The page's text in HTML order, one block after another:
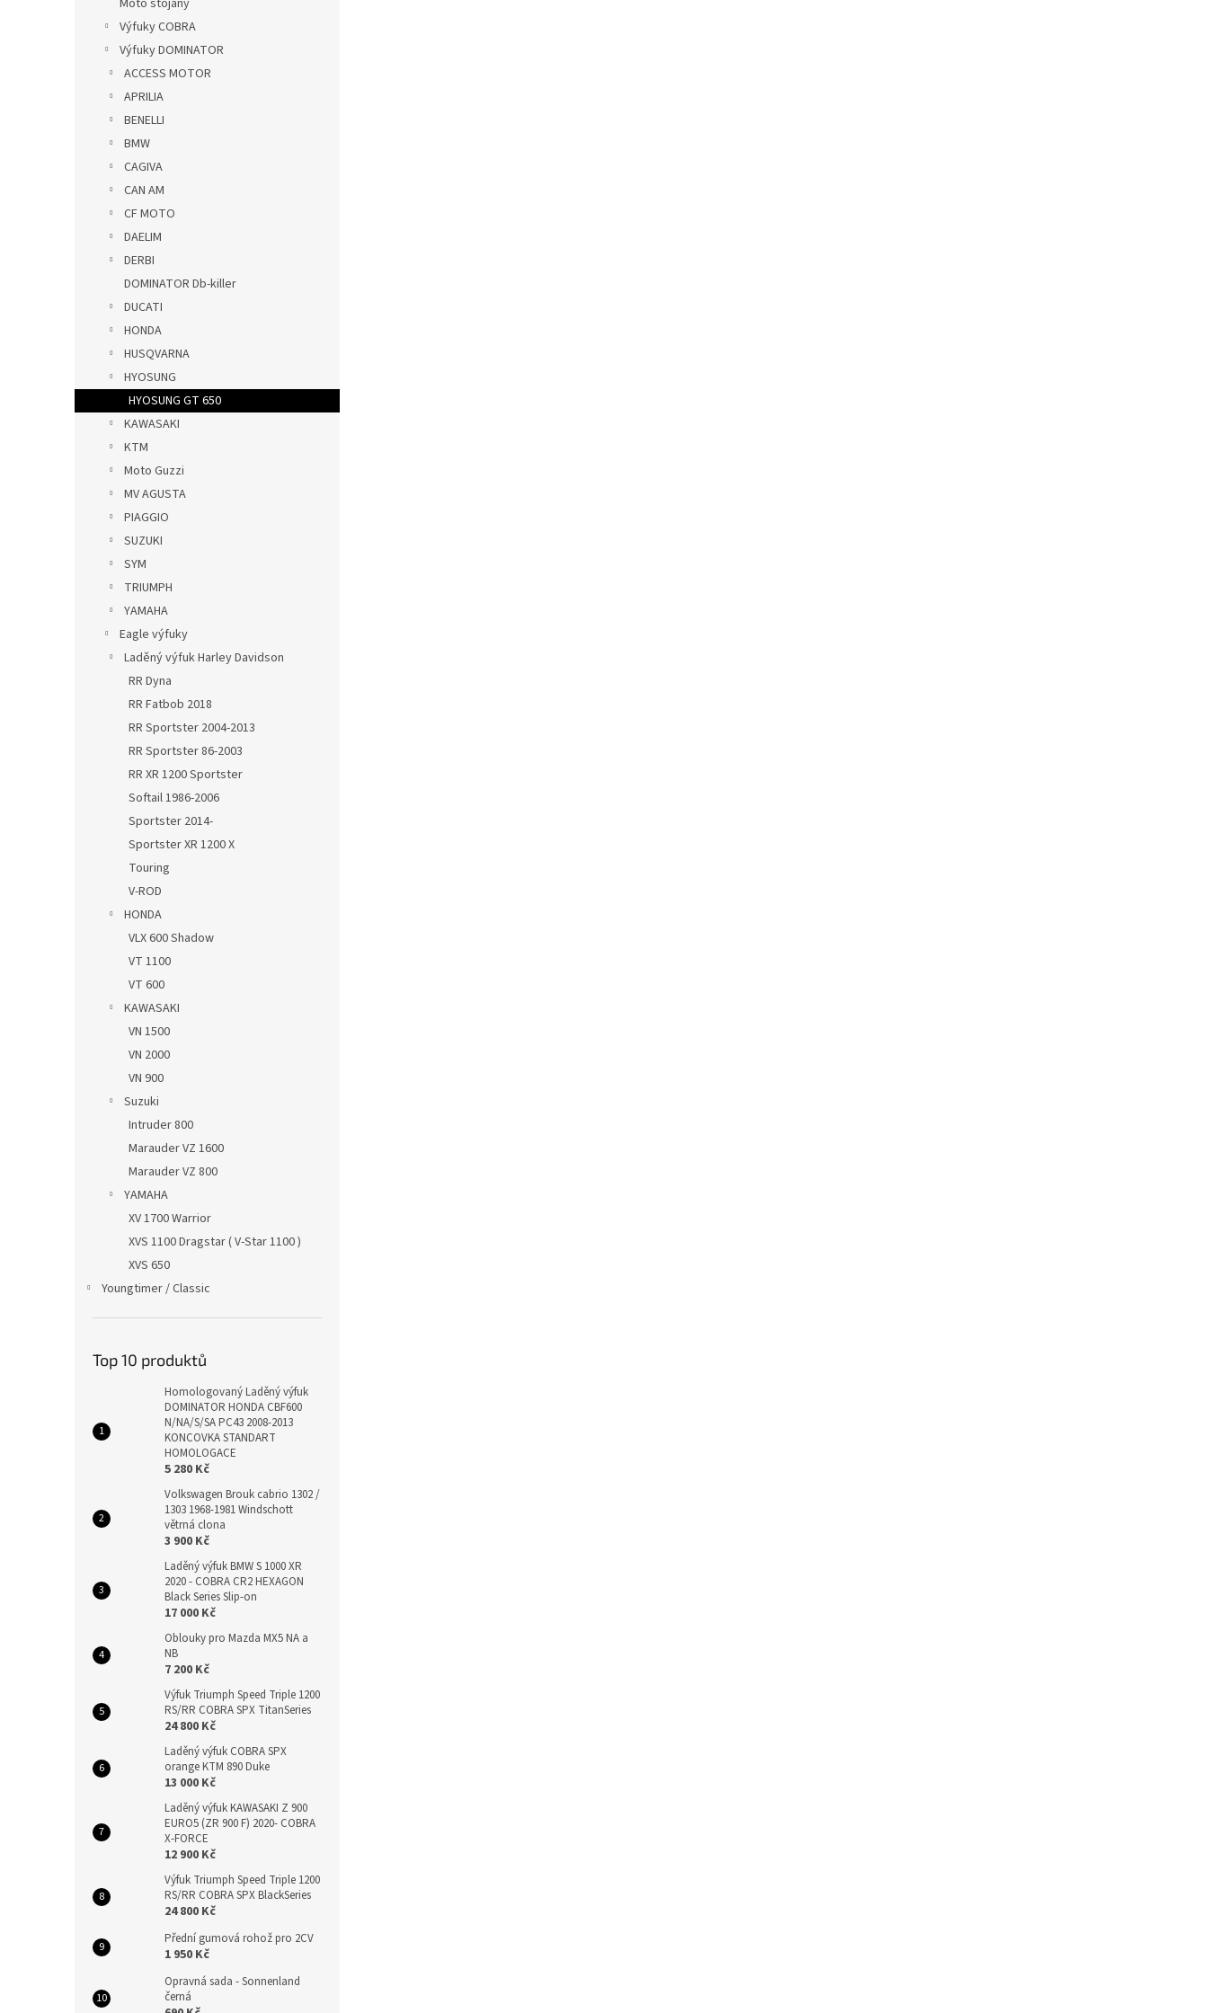
Moto stojany
Výfuky COBRA
Výfuky DOMINATOR
ACCESS MOTOR
APRILIA
BENELLI
BMW
CAGIVA
CAN AM
CF MOTO
DAELIM
DERBI
DOMINATOR Db-killer
DUCATI
HONDA
HUSQVARNA
HYOSUNG
HYOSUNG GT 650
KAWASAKI
KTM
Moto Guzzi
MV AGUSTA
PIAGGIO
SUZUKI
SYM
TRIUMPH
YAMAHA
Eagle výfuky
Laděný výfuk Harley Davidson
RR Dyna
RR Fatbob 2018
RR Sportster 2004-2013
RR Sportster 86-2003
RR XR 1200 Sportster
Softail 1986-2006
Sportster 2014-
Sportster XR 1200 X
Touring
V-ROD
HONDA
VLX 600 Shadow
VT 1100
VT 600
KAWASAKI
VN 1500
VN 2000
VN 900
Suzuki
Intruder 800
Marauder VZ 1600
Marauder VZ 800
YAMAHA
XV 1700 Warrior
XVS 1100 Dragstar ( V-Star 1100 )
XVS 650
Youngtimer / Classic
Top 10 produktů
Homologovaný Laděný výfuk
DOMINATOR HONDA CBF600
N/NA/S/SA PC43 2008-2013
KONCOVKA STANDART
HOMOLOGACE
5 280 Kč
Volkswagen Brouk cabrio 1302 /
1303 1968-1981 Windschott
větrná clona
3 900 Kč
Laděný výfuk BMW S 1000 XR
2020 - COBRA CR2 HEXAGON
Black Series Slip-on
17 000 Kč
Oblouky pro Mazda MX5 NA a
NB
7 200 Kč
Výfuk Triumph Speed Triple 1200
RS/RR COBRA SPX TitanSeries
24 800 Kč
Laděný výfuk COBRA SPX
orange KTM 890 Duke
13 000 Kč
Laděný výfuk KAWASAKI Z 900
EURO5 (ZR 900 F) 2020- COBRA
X-FORCE
12 900 Kč
Výfuk Triumph Speed Triple 1200
RS/RR COBRA SPX BlackSeries
24 800 Kč
Přední gumová rohož pro 2CV
1 950 Kč
Opravná sada - Sonnenland
černá